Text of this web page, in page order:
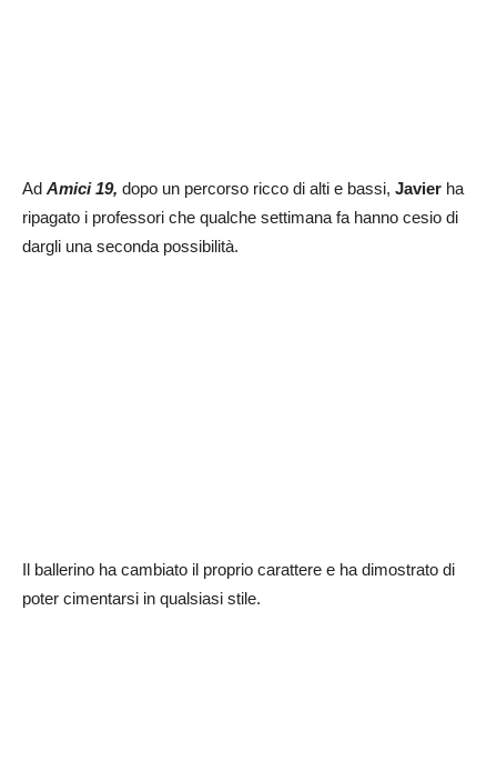
Ad Amici 19, dopo un percorso ricco di alti e bassi, Javier ha
ripagato i professori che qualche settimana fa hanno cesio di
dargli una seconda possibilità.
Il ballerino ha cambiato il proprio carattere e ha dimostrato di
poter cimentarsi in qualsiasi stile.